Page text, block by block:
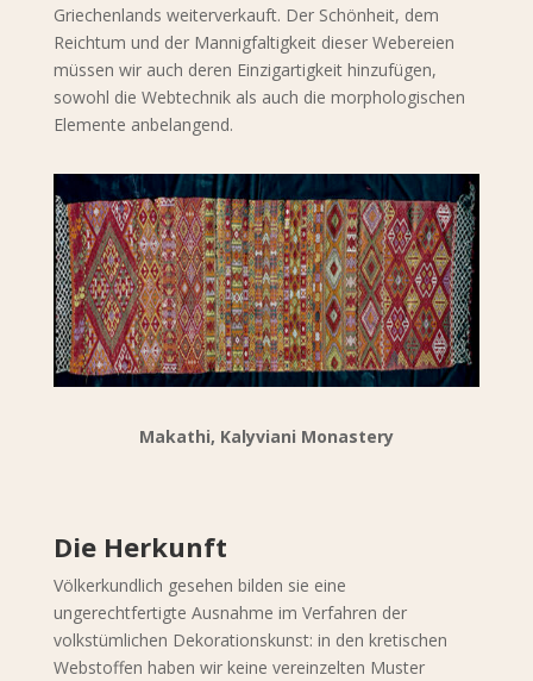
Griechenlands weiterverkauft. Der Schönheit, dem
Reichtum und der Mannigfaltigkeit dieser Webereien
müssen wir auch deren Einzigartigkeit hinzufügen,
sowohl die Webtechnik als auch die morphologischen
Elemente anbelangend.
Makathi, Kalyviani Monastery
Die Herkunft
Völkerkundlich gesehen bilden sie eine
ungerechtfertigte Ausnahme im Verfahren der
volkstümlichen Dekorationskunst: in den kretischen
Webstoffen haben wir keine vereinzelten Muster